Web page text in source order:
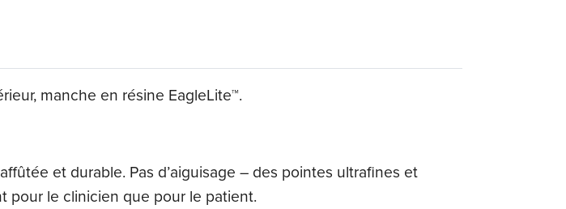
manche en résine EagleLite™.
et durable. Pas d’aiguisage – des pointes ultrafines et
pour le clinicien que pour le patient.